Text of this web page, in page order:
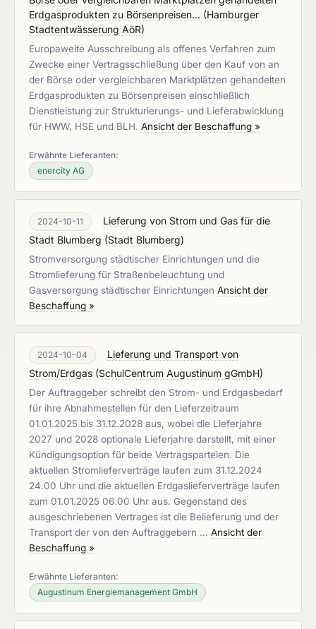
Erdgasprodukten zu Börsenpreisen... (Hamburger
Stadtentwässerung AöR)
Europaweite Ausschreibung als offenes Verfahren zum
Zwecke einer Vertragsschließung über den Kauf von an
der Börse oder vergleichbaren Marktplätzen gehandelten
Erdgasprodukten zu Börsenpreisen einschließlich
Dienstleistung zur Strukturierungs- und Lieferabwicklung
für HWW, HSE und BLH. Ansicht der Beschaffung »
Erwähnte Lieferanten:
enercity AG
2024-10-11
Lieferung von Strom und Gas für die
Stadt Blumberg (Stadt Blumberg)
Stromversorgung städtischer Einrichtungen und die
Stromlieferung für Straßenbeleuchtung und
Gasversorgung städtischer Einrichtungen Ansicht der
Beschaffung »
2024-10-04
Lieferung und Transport von
Strom/Erdgas (SchulCentrum Augustinum gGmbH)
Der Auftraggeber schreibt den Strom- und Erdgasbedarf
für ihre Abnahmestellen für den Lieferzeitraum
01.01.2025 bis 31.12.2028 aus, wobei die Lieferjahre
2027 und 2028 optionale Lieferjahre darstellt, mit einer
Kündigungsoption für beide Vertragsparteien. Die
aktuellen Stromlieferverträge laufen zum 31.12.2024
24.00 Uhr und die aktuellen Erdgaslieferverträge laufen
zum 01.01.2025 06.00 Uhr aus. Gegenstand des
ausgeschriebenen Vertrages ist die Belieferung und der
Transport der von den Auftraggebern … Ansicht der
Beschaffung »
Erwähnte Lieferanten:
Augustinum Energiemanagement GmbH